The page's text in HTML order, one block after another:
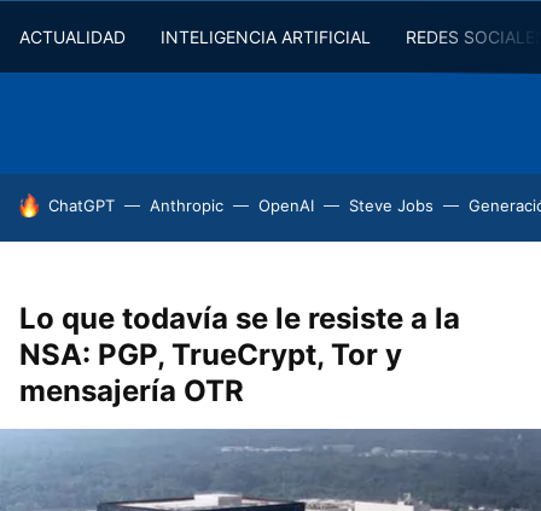
ACTUALIDAD INTELIGENCIA ARTIFICIAL REDES
HOY SE HABLA DE
ChatGPT Anthropic OpenAI Steve Jobs
Lo que todavía se le resiste a la
NSA: PGP, TrueCrypt, Tor y
mensajería OTR